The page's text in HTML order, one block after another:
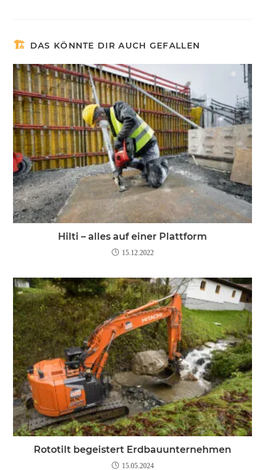
DAS KÖNNTE DIR AUCH GEFALLEN
Hilti – alles auf einer Plattform
15.12.2022
Rototilt begeistert Erdbauunternehmen
15.05.2024